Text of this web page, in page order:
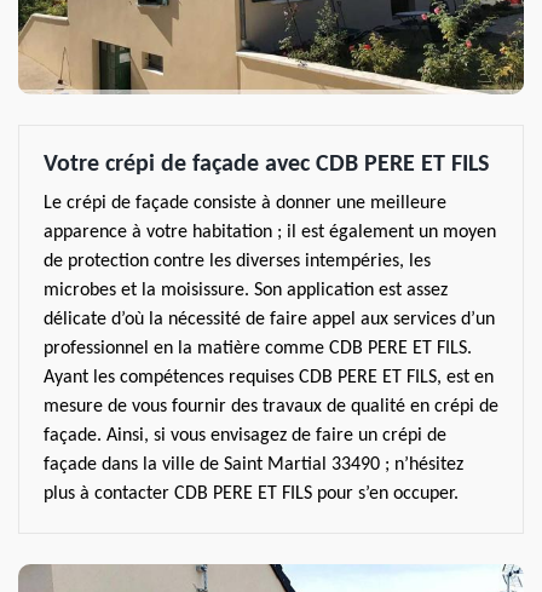
Votre crépi de façade avec CDB PERE ET FILS
Le crépi de façade consiste à donner une meilleure
apparence à votre habitation ; il est également un moyen
de protection contre les diverses intempéries, les
microbes et la moisissure. Son application est assez
délicate d’où la nécessité de faire appel aux services d’un
professionnel en la matière comme CDB PERE ET FILS.
Ayant les compétences requises CDB PERE ET FILS, est en
mesure de vous fournir des travaux de qualité en crépi de
façade. Ainsi, si vous envisagez de faire un crépi de
façade dans la ville de Saint Martial 33490 ; n’hésitez
plus à contacter CDB PERE ET FILS pour s’en occuper.